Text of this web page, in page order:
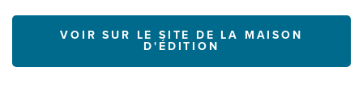
VOIR SUR LE SITE DE LA MAISON
D'ÉDITION